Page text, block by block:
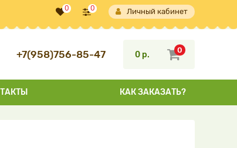
0 0 Личный кабинет
+7(958)756-85-47 0
0 р.
КАК ЗАКАЗАТЬ?